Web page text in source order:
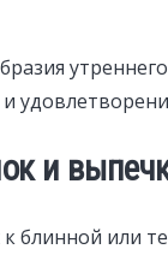
и
блинной или